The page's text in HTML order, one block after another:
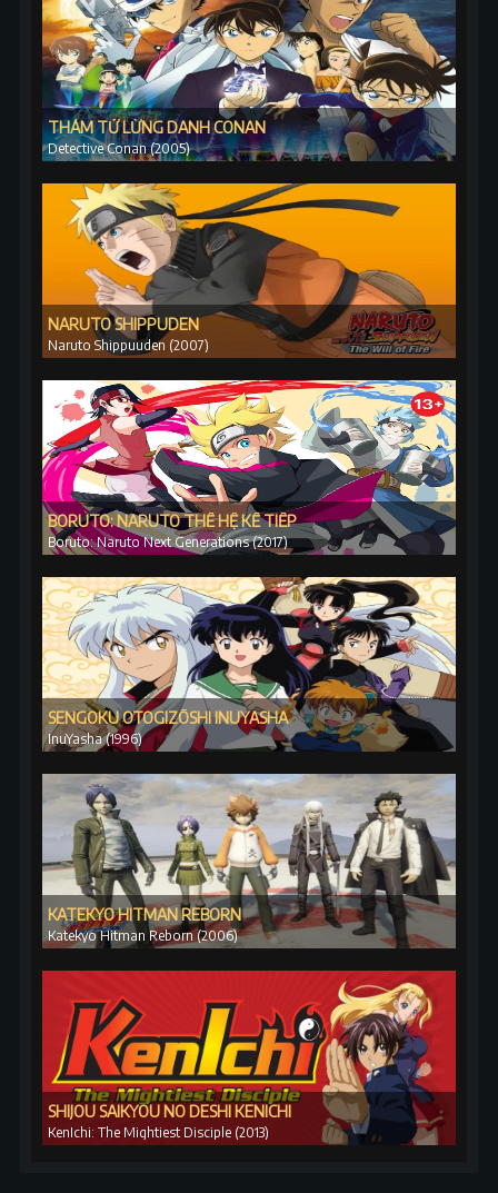
THÁM TỬ LỪNG DANH CONAN
Detective Conan (2005)
NARUTO SHIPPUDEN
Naruto Shippuuden (2007)
BORUTO: NARUTO THẾ HỆ KẾ TIẾP
Boruto: Naruto Next Generations (2017)
SENGOKU OTOGIZŌSHI INUYASHA
InuYasha (1996)
KATEKYO HITMAN REBORN
Katekyo Hitman Reborn (2006)
SHIJOU SAIKYOU NO DESHI KENICHI
KenIchi: The Mightiest Disciple (2013)